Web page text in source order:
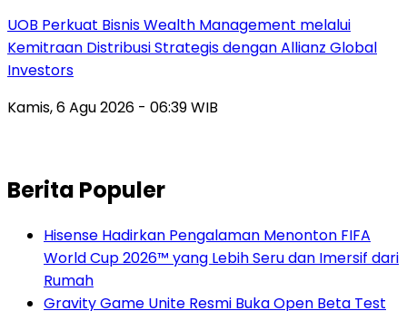
UOB Perkuat Bisnis Wealth Management melalui
Kemitraan Distribusi Strategis dengan Allianz Global
Investors
Kamis, 6 Agu 2026 - 06:39 WIB
Berita Populer
Hisense Hadirkan Pengalaman Menonton FIFA
World Cup 2026™ yang Lebih Seru dan Imersif dari
Rumah
Gravity Game Unite Resmi Buka Open Beta Test